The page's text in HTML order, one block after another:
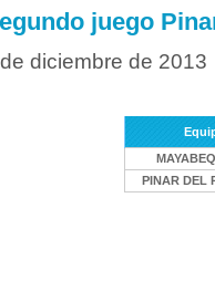
juego
diciembre de 2013
PINAR DEL